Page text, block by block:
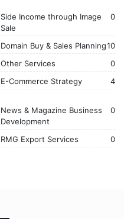
Side Income through Image
Sale
0
Domain Buy & Sales Planning10
Other Services
0
E-Commerce Strategy 4
News & Magazine Business
Development
0
RMG Export Services 0